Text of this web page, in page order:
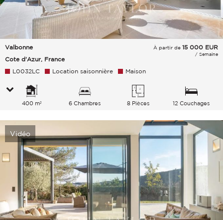
Valbonne
Cote d'Azur, France
À partir de 15 000 EUR
/ Semaine
L0032LC Location saisonnière Maison
400 m² 6 Chambres 8 Pièces 12 Couchages
Vidéo